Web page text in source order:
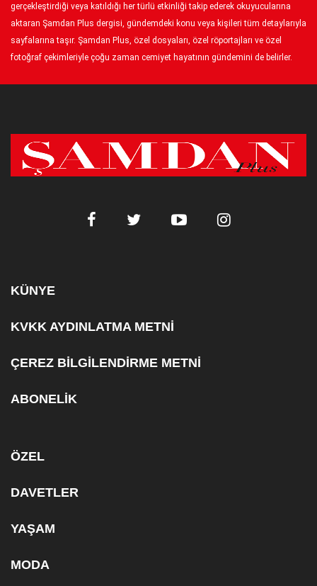
gerçekleştirdiği veya katıldığı her türlü etkinliği takip ederek okuyucularına
aktaran Şamdan Plus dergisi, gündemdeki konu veya kişileri tüm detaylarıyla
sayfalarına taşır. Şamdan Plus, özel dosyaları, özel röportajları ve özel
fotoğraf çekimleriyle çoğu zaman cemiyet hayatının gündemini de belirler.
KÜNYE
KVKK AYDINLATMA METNİ
ÇEREZ BİLGİLENDİRME METNİ
ABONELİK
ÖZEL
DAVETLER
YAŞAM
MODA